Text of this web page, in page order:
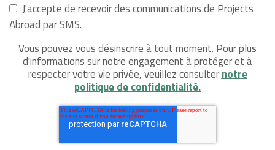
J'accepte de recevoir des communications de Projects
Abroad par SMS.
Vous pouvez vous désinscrire à tout moment. Pour plus
d'informations sur notre engagement à protéger et à
respecter votre vie privée, veuillez consulternotre
politique de confidentialité.